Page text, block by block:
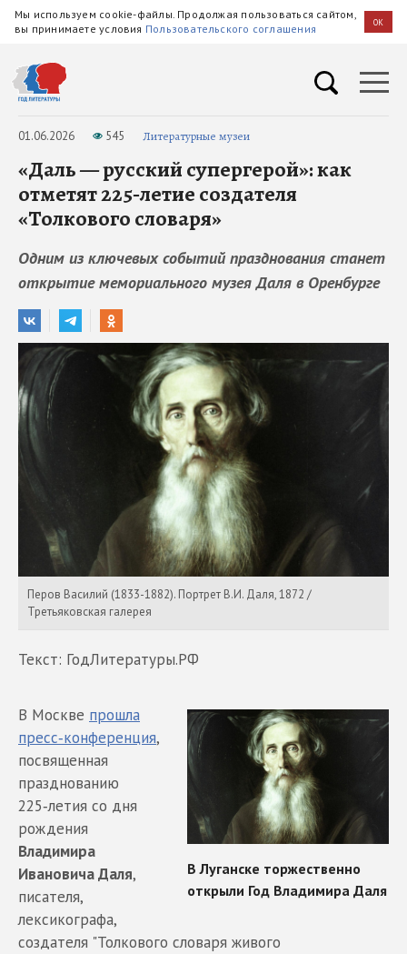
Мы используем cookie-файлы. Продолжая пользоваться сайтом,
вы принимаете условия Пользовательского соглашения OK
01.06.2026 545 Литературные музеи
«Даль — русский супергерой»: как
отметят 225‑летие создателя
«Толкового словаря»
Одним из ключевых событий празднования станет
открытие мемориального музея Даля в Оренбурге
Перов Василий (1833-1882). Портрет В.И. Даля, 1872 /
Третьяковская галерея
Текст: ГодЛитературы.РФ
В Москве прошла
пресс‑конференция,
посвященная
празднованию
225‑летия со дня
рождения
Владимира
Ивановича Даля,
писателя,
лексикографа,
создателя "Толкового словаря живого